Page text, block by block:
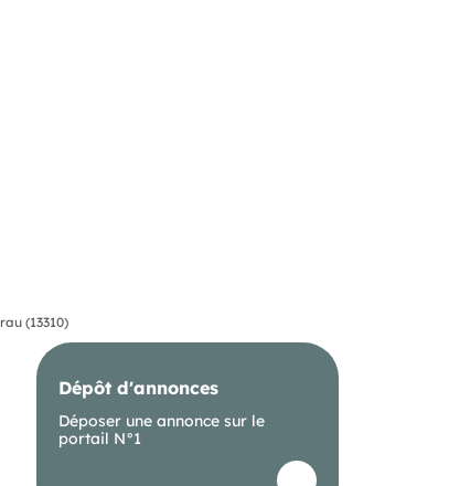
(13310)
Dépôt d'annonces
Déposer une annonce sur le
portail N°1